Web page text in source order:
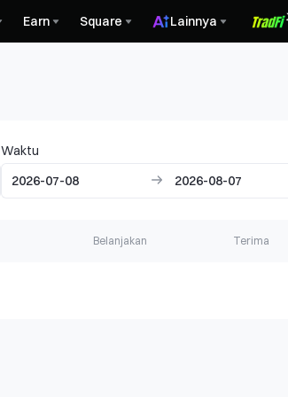
Earn Square Lainnya
Waktu
Belanjakan Terima